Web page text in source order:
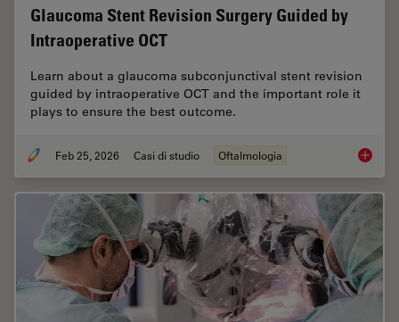
Glaucoma Stent Revision Surgery Guided by
Intraoperative OCT
Learn about a glaucoma subconjunctival stent revision
guided by intraoperative OCT and the important role it
plays to ensure the best outcome.
Feb 25, 2026 Casi di studio Oftalmologia